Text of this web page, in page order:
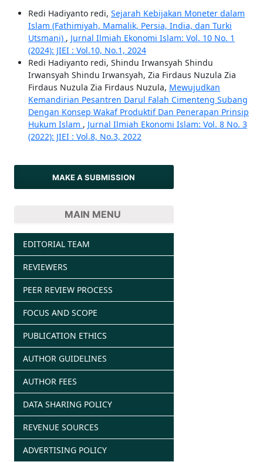
Redi Hadiyanto redi, Sejarah Kebijakan Moneter dalam
Islam (Fathimiyah, Mamalik, Persia, India, dan Turki
Utsmani) , Jurnal Ilmiah Ekonomi Islam: Vol. 10 No. 1
(2024): JIEI : Vol.10, No.1, 2024
Redi Hadiyanto redi, Shindu Irwansyah Shindu
Irwansyah Shindu Irwansyah, Zia Firdaus Nuzula Zia
Firdaus Nuzula Zia Firdaus Nuzula, Mewujudkan
Kemandirian Pesantren Darul Falah Cimenteng Subang
Dengan Konsep Wakaf Produktif Dan Penerapan Prinsip
Hukum Islam , Jurnal Ilmiah Ekonomi Islam: Vol. 8 No. 3
(2022): JIEI : Vol.8, No.3, 2022
MAKE A SUBMISSION
MAIN MENU
EDITORIAL TEAM
REVIEWERS
PEER REVIEW PROCESS
FOCUS AND SCOPE
PUBLICATION ETHICS
AUTHOR GUIDELINES
AUTHOR FEES
DATA SHARING POLICY
REVENUE SOURCES
ADVERTISING POLICY